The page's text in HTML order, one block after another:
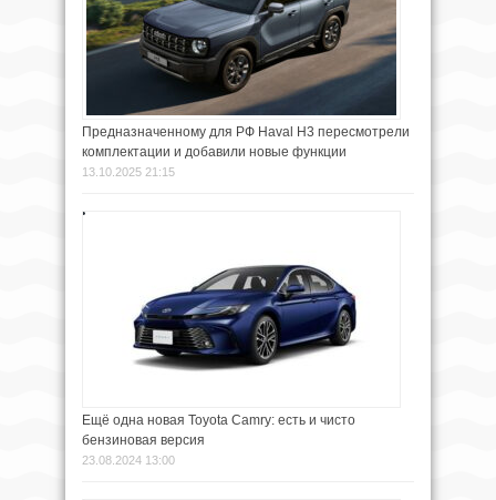
Предназначенному для РФ Haval H3 пересмотрели
комплектации и добавили новые функции
13.10.2025 21:15
Ещё одна новая Toyota Camry: есть и чисто
бензиновая версия
23.08.2024 13:00